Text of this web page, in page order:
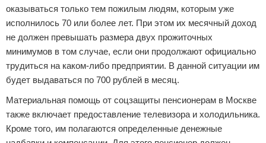
оказываться только тем пожилым людям, которым уже
исполнилось 70 или более лет. При этом их месячный доход
не должен превышать размера двух прожиточных
минимумов в том случае, если они продолжают официально
трудиться на каком-либо предприятии. В данной ситуации им
будет выдаваться по 700 рублей в месяц.
Материальная помощь от соцзащиты пенсионерам в Москве
также включает предоставление телевизора и холодильника.
Кроме того, им полагаются определенные денежные